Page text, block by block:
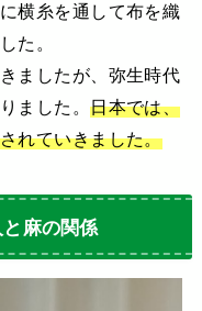
横糸を通して布を織
た。
ましたが、弥生時代
ました。日本では、
れていきました。
麻の関係